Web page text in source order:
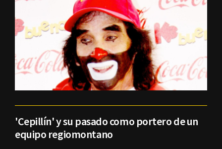
'Cepillín' y su pasado como portero de un
equipo regiomontano